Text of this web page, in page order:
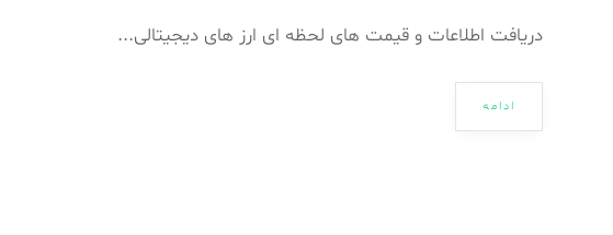
دریافت اطلاعات و قیمت های لحظه ای ارز های دیجیتالی...
ادامه